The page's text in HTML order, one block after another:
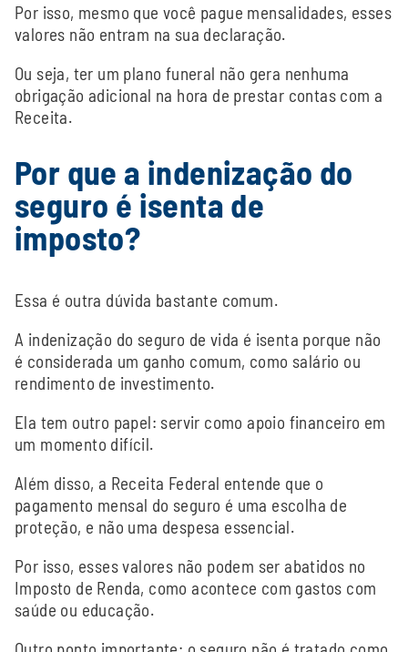
Por isso, mesmo que você pague mensalidades, esses
valores não entram na sua declaração.
Ou seja, ter um plano funeral não gera nenhuma
obrigação adicional na hora de prestar contas com a
Receita.
Por que a indenização do
seguro é isenta de
imposto?
Essa é outra dúvida bastante comum.
A indenização do seguro de vida é isenta porque não
é considerada um ganho comum, como salário ou
rendimento de investimento.
Ela tem outro papel: servir como apoio financeiro em
um momento difícil.
Além disso, a Receita Federal entende que o
pagamento mensal do seguro é uma escolha de
proteção, e não uma despesa essencial.
Por isso, esses valores não podem ser abatidos no
Imposto de Renda, como acontece com gastos com
saúde ou educação.